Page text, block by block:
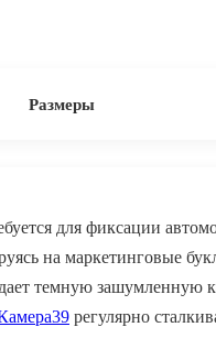
Размеры
для фиксации
на маркетинговые
темную зашумленную
регулярно